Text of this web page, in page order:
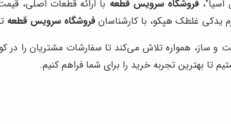
آسیا"،فروشگاه سرویس قطعه با ارائه قطعات اصلی،
یدکی غلطک هپکو، با کارشناسان فروشگاه سرویس قطعه
همواره تلاش می‌کند تا سفارشات مشتریان را در
تا بهترین تجربه خرید را برای شما فراهم کنیم.